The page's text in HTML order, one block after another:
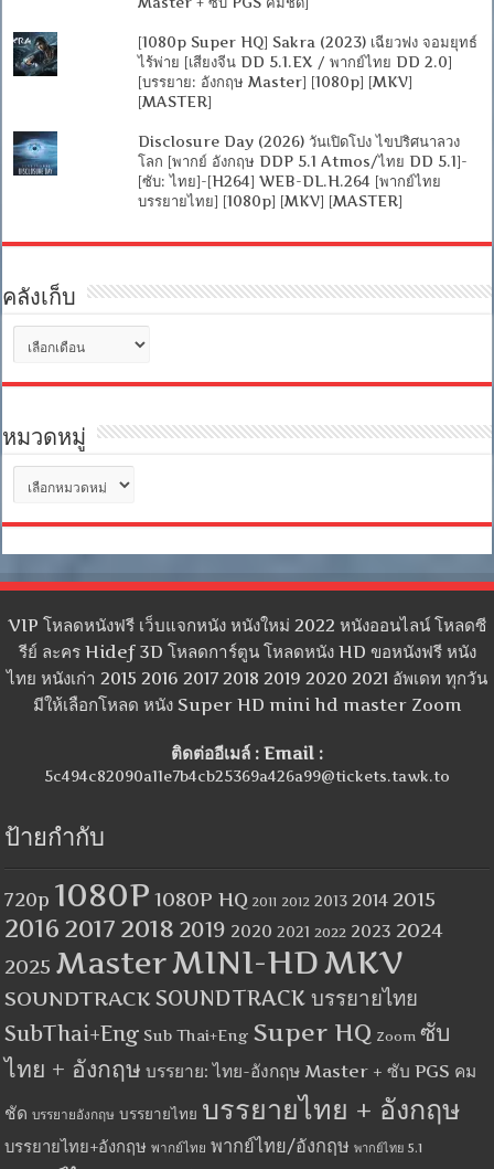
[1080p Super HQ] Sakra (2023) เฉียวฟง จอมยุทธ์
ไร้พ่าย [เสียงจีน DD 5.1.EX / พากย์ไทย DD 2.0]
[บรรยาย: อังกฤษ Master] [1080p] [MKV]
[MASTER]
Disclosure Day (2026) วันเปิดโปง ไขปริศนาลวง
โลก [พากย์ อังกฤษ DDP 5.1 Atmos/ไทย DD 5.1]-
[ซับ: ไทย]-[H264] WEB-DL.H.264 [พากย์ไทย
บรรยายไทย] [1080p] [MKV] [MASTER]
คลังเก็บ
เก็บ
หมวดหมู่
หมู่
VIP โหลดหนังฟรี เว็บแจกหนัง หนังใหม่ 2022 หนังออนไลน์ โหลดซี
รีย์ ละคร Hidef 3D โหลดการ์ตูน โหลดหนัง HD ขอหนังฟรี หนัง
ไทย หนังเก่า 2015 2016 2017 2018 2019 2020 2021 อัพเดท ทุกวัน
มีให้เลือกโหลด หนัง Super HD mini hd master Zoom
ติดต่ออีเมล์ : Email :
5c494c82090a11e7b4cb25369a426a99@tickets.tawk.to
ป้ายกำกับ
720p 1080P 1080P HQ 2011 2012 2013 2014 2015
2016 2017 2018 2019 2020 2021 2022 2023 2024
2025 MasterMINI-HDMKV
SOUNDTRACK SOUNDTRACK บรรยายไทย
SubThai+Eng Sub Thai+Eng Super HQ Zoom ซับ
ไทย + อังกฤษ บรรยาย: ไทย-อังกฤษ Master + ซับ PGS คม
ชัด บรรยายอังกฤษ บรรยายไทย บรรยายไทย + อังกฤษ
บรรยายไทย+อังกฤษ พากย์ไทย พากย์ไทย/อังกฤษ พากย์ไทย 5.1